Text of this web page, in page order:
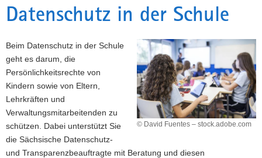
ü
e
r
g
r
e
i
f
e
n
n
v
i
g
a
t
i
o
n
n
a
l
t
-
e
r
e
i
c
h
Hauptinhalt
Datenschutz in der Schule
© David Fuentes – stock.adobe.com
Beim Datenschutz in der Schule
geht es darum, die
Persönlichkeitsrechte von
Kindern sowie von Eltern,
Lehrkräften und
Verwaltungsmitarbeitenden zu
schützen. Dabei unterstützt Sie
die Sächsische Datenschutz-
und Transparenzbeauftragte mit Beratung und diesen